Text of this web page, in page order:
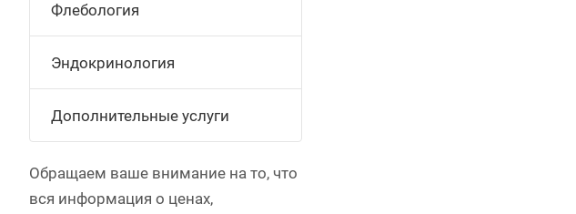
Флебология
Эндокринология
Дополнительные услуги
Обращаем ваше внимание на то, что
вся информация о ценах,